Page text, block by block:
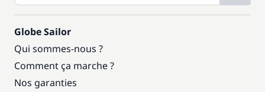
Globe Sailor
Qui sommes-nous ?
Comment ça marche ?
Nos garanties